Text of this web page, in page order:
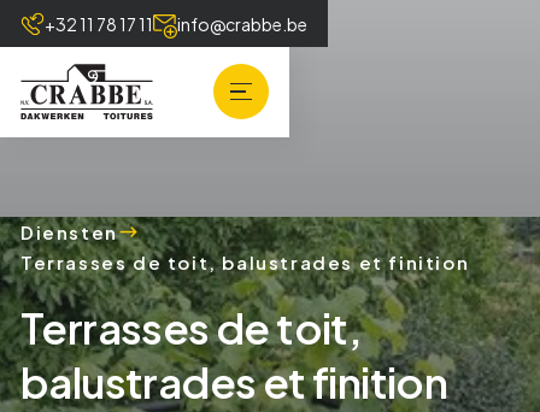
+32 11 78 17 11 info@crabbe.be
Diensten
Terrasses de toit, balustrades et finition
Terrasses de toit,
balustrades et finition